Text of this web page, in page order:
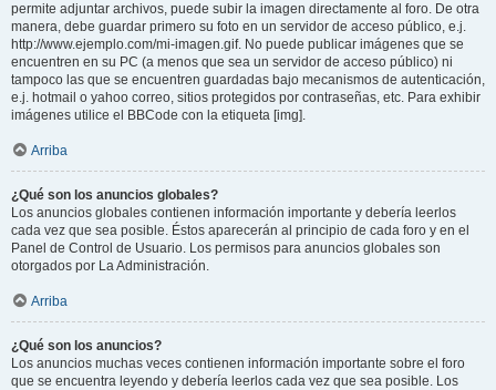
permite adjuntar archivos, puede subir la imagen directamente al foro. De otra
manera, debe guardar primero su foto en un servidor de acceso público, e.j.
http://www.ejemplo.com/mi-imagen.gif. No puede publicar imágenes que se
encuentren en su PC (a menos que sea un servidor de acceso público) ni
tampoco las que se encuentren guardadas bajo mecanismos de autenticación,
e.j. hotmail o yahoo correo, sitios protegidos por contraseñas, etc. Para exhibir
imágenes utilice el BBCode con la etiqueta [img].
Arriba
¿Qué son los anuncios globales?
Los anuncios globales contienen información importante y debería leerlos
cada vez que sea posible. Éstos aparecerán al principio de cada foro y en el
Panel de Control de Usuario. Los permisos para anuncios globales son
otorgados por La Administración.
Arriba
¿Qué son los anuncios?
Los anuncios muchas veces contienen información importante sobre el foro
que se encuentra leyendo y debería leerlos cada vez que sea posible. Los